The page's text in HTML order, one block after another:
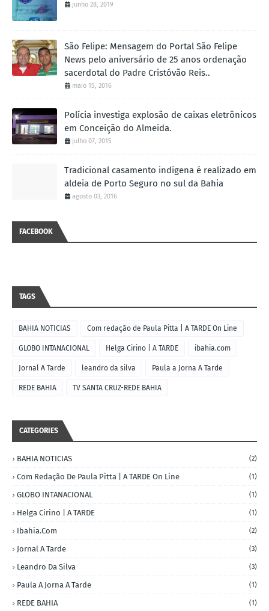
junho 28, 2019
São Felipe: Mensagem do Portal São Felipe
News pelo aniversário de 25 anos ordenação
sacerdotal do Padre Cristóvão Reis..
maio 15, 2016
Polícia investiga explosão de caixas eletrônicos
em Conceição do Almeida.
julho 07, 2015
Tradicional casamento indígena é realizado em
aldeia de Porto Seguro no sul da Bahia
agosto 03, 2016
FACEBOOK
TAGS
BAHIA NOTICIAS Com redação de Paula Pitta | A TARDE On Line
GLOBO INTANACIONAL Helga Cirino | A TARDE ibahia.com
Jornal A Tarde leandro da silva Paula a Jorna A Tarde
REDE BAHIA TV SANTA CRUZ-REDE BAHIA
CATEGORIES
BAHIA NOTICIAS (2)
Com Redação De Paula Pitta | A TARDE On Line (1)
GLOBO INTANACIONAL (1)
Helga Cirino | A TARDE (1)
Ibahia.com (2)
Jornal A Tarde (3)
Leandro Da Silva (3)
Paula A Jorna A Tarde (1)
REDE BAHIA (1)